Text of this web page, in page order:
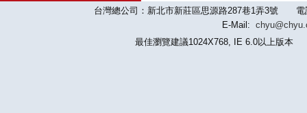
台灣總公司：新北市新莊區思源路287巷1弄3號
E-Mail:
最佳瀏覽建議1024X768, IE 6.0以上版本